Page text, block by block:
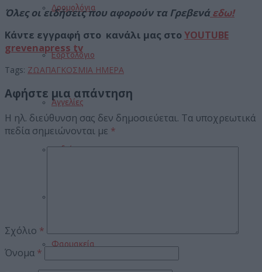
Δρομολόγια
Εορτολόγιο
Αγγελίες
Κηδείες
Φαρμακεία
Όλες οι ειδήσεις που αφορούν τα Γρεβενάεδω!
Κάντε εγγραφή στο κανάλι μας στοYOUTUBE
grevenapress tv
Tags: ΖΩΑΠΑΓΚΟΣΜΙΑ ΗΜΕΡΑ
Αφήστε μια απάντηση
Η ηλ. διεύθυνση σας δεν δημοσιεύεται. Τα υποχρεωτικά
πεδία σημειώνονται με *
Σχόλιο *
Όνομα *